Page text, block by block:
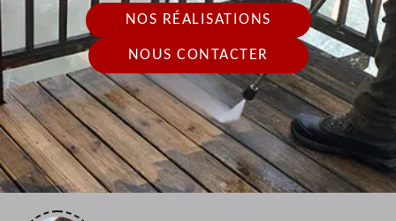
NOS RÉALISATIONS
NOUS CONTACTER